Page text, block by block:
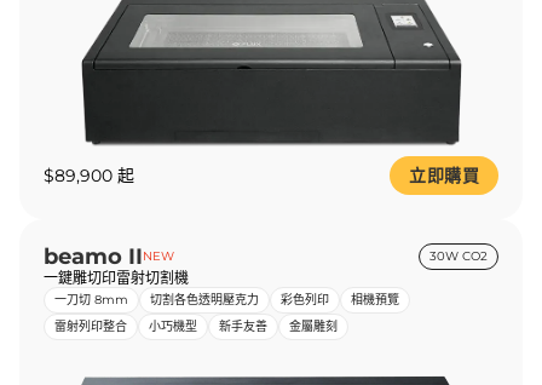
$89,900 起 立即購買
beamo IINEW 30W CO2
一鍵雕切印雷射切割機
一刀切 8mm 切割各色透明壓克力 彩色列印
相機預覽
雷射列印整合
小巧機型 新手友善 金屬雕刻